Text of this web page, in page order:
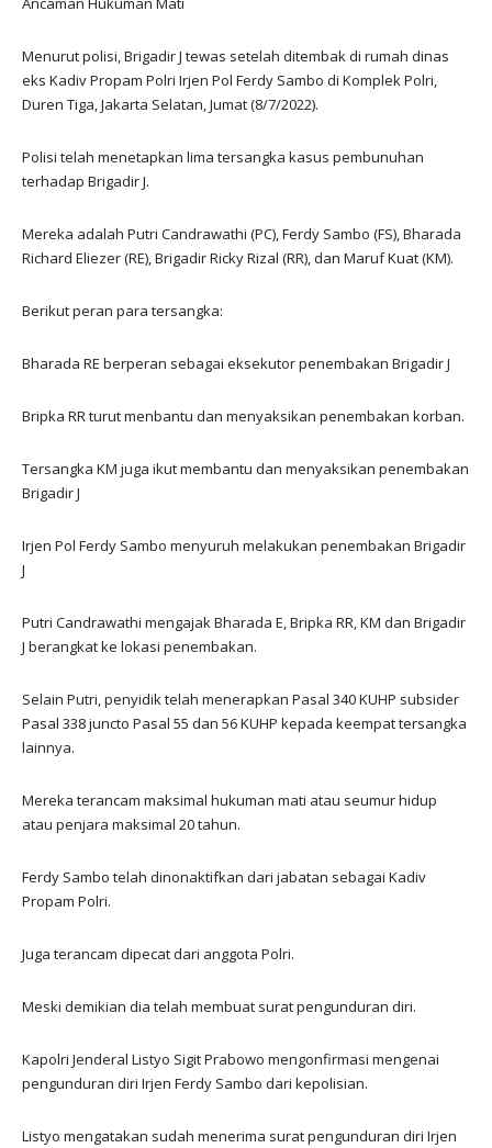
Menurut polisi, Brigadir J tewas setelah ditembak di rumah dinas
eks Kadiv Propam Polri Irjen Pol Ferdy Sambo di Komplek Polri,
Duren Tiga, Jakarta Selatan, Jumat (8/7/2022).
Polisi telah menetapkan lima tersangka kasus pembunuhan
terhadap Brigadir J.
Mereka adalah Putri Candrawathi (PC), Ferdy Sambo (FS), Bharada
Richard Eliezer (RE), Brigadir Ricky Rizal (RR), dan Maruf Kuat (KM).
Berikut peran para tersangka:
Bharada RE berperan sebagai eksekutor penembakan Brigadir J
Bripka RR turut menbantu dan menyaksikan penembakan korban.
Tersangka KM juga ikut membantu dan menyaksikan penembakan
Brigadir J
Irjen Pol Ferdy Sambo menyuruh melakukan penembakan Brigadir
J
Putri Candrawathi mengajak Bharada E, Bripka RR, KM dan Brigadir
J berangkat ke lokasi penembakan.
Selain Putri, penyidik telah menerapkan Pasal 340 KUHP subsider
Pasal 338 juncto Pasal 55 dan 56 KUHP kepada keempat tersangka
lainnya.
Mereka terancam maksimal hukuman mati atau seumur hidup
atau penjara maksimal 20 tahun.
Ferdy Sambo telah dinonaktifkan dari jabatan sebagai Kadiv
Propam Polri.
Juga terancam dipecat dari anggota Polri.
Meski demikian dia telah membuat surat pengunduran diri.
Kapolri Jenderal Listyo Sigit Prabowo mengonfirmasi mengenai
pengunduran diri Irjen Ferdy Sambo dari kepolisian.
Listyo mengatakan sudah menerima surat pengunduran diri Irjen